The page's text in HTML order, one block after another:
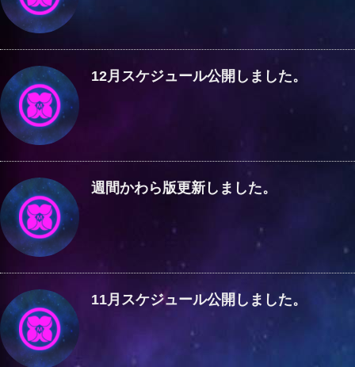
12月スケジュール公開しました。
週間かわら版更新しました。
11月スケジュール公開しました。